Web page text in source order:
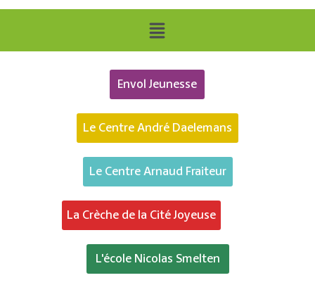
Envol Jeunesse
Le Centre André Daelemans
Le Centre Arnaud Fraiteur
La Crèche de la Cité Joyeuse
L'école Nicolas Smelten